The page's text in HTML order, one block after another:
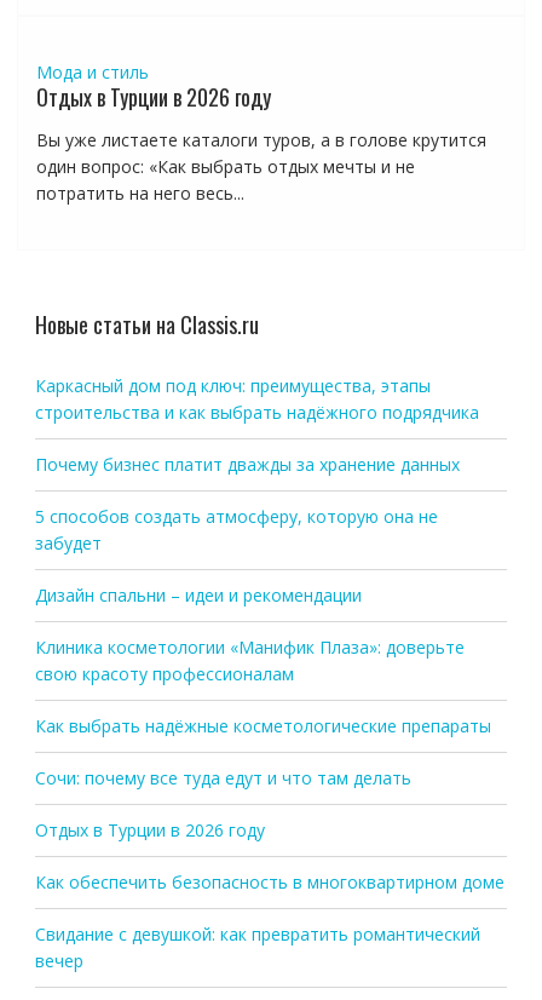
Мода и стиль
Отдых в Турции в 2026 году
Вы уже листаете каталоги туров, а в голове крутится
один вопрос: «Как выбрать отдых мечты и не
потратить на него весь...
Новые статьи на Classis.ru
Каркасный дом под ключ: преимущества, этапы
строительства и как выбрать надёжного подрядчика
Почему бизнес платит дважды за хранение данных
5 способов создать атмосферу, которую она не
забудет
Дизайн спальни – идеи и рекомендации
Клиника косметологии «Манифик Плаза»: доверьте
свою красоту профессионалам
Как выбрать надёжные косметологические препараты
Сочи: почему все туда едут и что там делать
Отдых в Турции в 2026 году
Как обеспечить безопасность в многоквартирном доме
Свидание с девушкой: как превратить романтический
вечер